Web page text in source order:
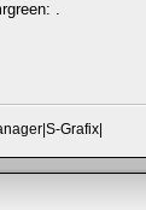
.
Grafix|